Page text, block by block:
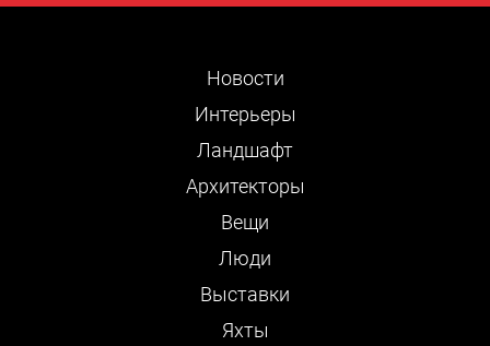
Новости
Интерьеры
Ландшафт
Архитекторы
Вещи
Люди
Выставки
Яхты